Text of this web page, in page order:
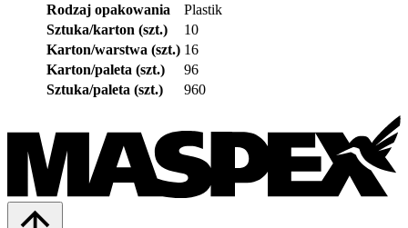
Rodzaj opakowania
Plastik
Sztuka/karton (szt.)
10
Karton/warstwa (szt.) 16
Karton/paleta (szt.)
96
Sztuka/paleta (szt.)
960